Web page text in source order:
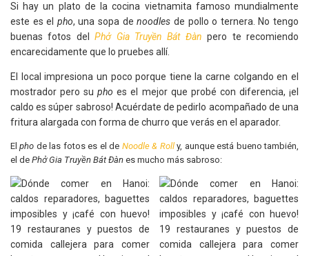
Si hay un plato de la cocina vietnamita famoso mundialmente
este es el pho, una sopa denoodles de pollo o ternera. No tengo
buenas fotos delPhở Gia Truyền Bát Đàn pero te recomiendo
encarecidamente que lo pruebes allí.
El local impresiona un poco porque tiene la carne colgando en el
mostrador pero supho es el mejor que probé con diferencia, ¡el
caldo es súper sabroso! Acuérdate de pedirlo acompañado de una
fritura alargada con forma de churro que verás en el aparador.
Elpho de las fotos es el de Noodle & Rolly, aunque está bueno también,
el de Phở Gia Truyền Bát Đàn es mucho más sabroso: